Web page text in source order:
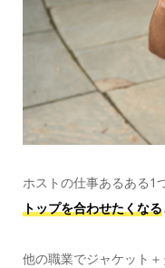
ホストの仕事あるある1
トップを合わせたくなる
他の職業でジャケット